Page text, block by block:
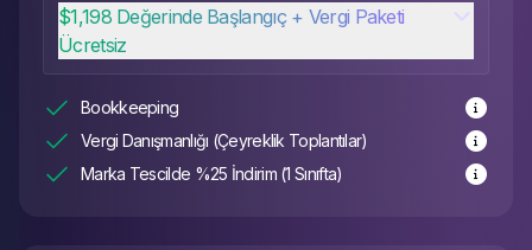
$1,198 Değerinde Başlangıç + Vergi Paketi
Ücretsiz
Bookkeeping
Vergi Danışmanlığı (Çeyreklik Toplantılar)
Marka Tescilde %25 İndirim (1 Sınıfta)